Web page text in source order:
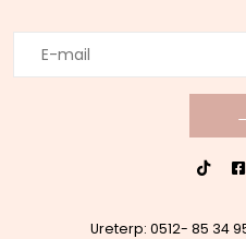
Ureterp: 0512- 85 34